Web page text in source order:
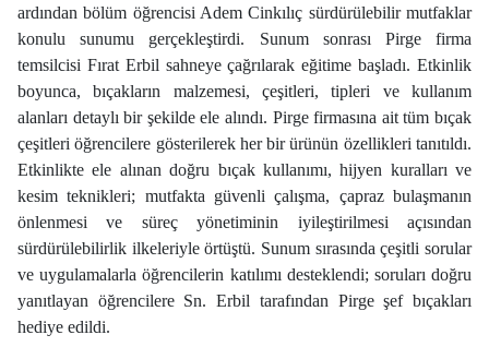
ardından bölüm öğrencisi Adem Cinkılıç sürdürülebilir mutfaklar
konulu sunumu gerçekleştirdi. Sunum sonrası Pirge firma
temsilcisi Fırat Erbil sahneye çağrılarak eğitime başladı. Etkinlik
boyunca, bıçakların malzemesi, çeşitleri, tipleri ve kullanım
alanları detaylı bir şekilde ele alındı. Pirge firmasına ait tüm bıçak
çeşitleri öğrencilere gösterilerek her bir ürünün özellikleri tanıtıldı.
Etkinlikte ele alınan doğru bıçak kullanımı, hijyen kuralları ve
kesim teknikleri; mutfakta güvenli çalışma, çapraz bulaşmanın
önlenmesi ve süreç yönetiminin iyileştirilmesi açısından
sürdürülebilirlik ilkeleriyle örtüştü. Sunum sırasında çeşitli sorular
ve uygulamalarla öğrencilerin katılımı desteklendi; soruları doğru
yanıtlayan öğrencilere Sn. Erbil tarafından Pirge şef bıçakları
hediye edildi.